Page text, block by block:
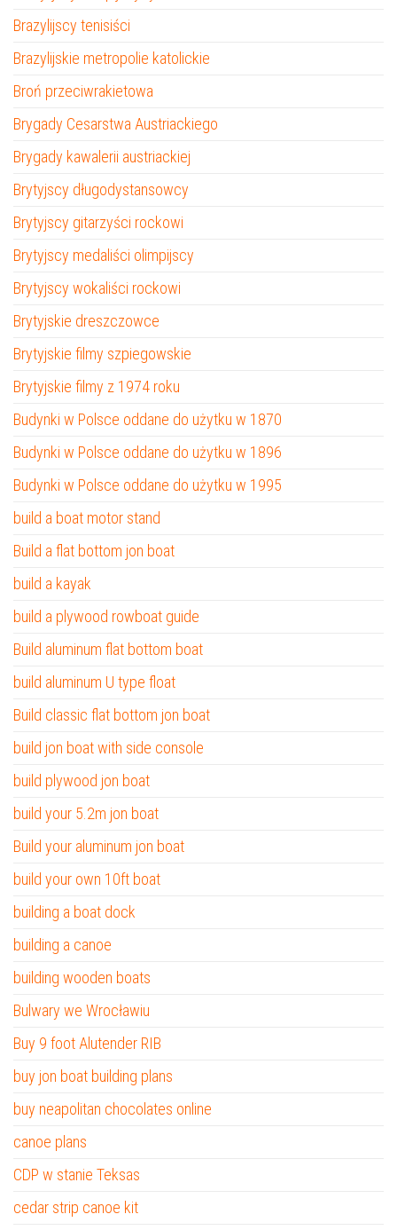
Brazylijscy tenisiści
Brazylijskie metropolie katolickie
Broń przeciwrakietowa
Brygady Cesarstwa Austriackiego
Brygady kawalerii austriackiej
Brytyjscy długodystansowcy
Brytyjscy gitarzyści rockowi
Brytyjscy medaliści olimpijscy
Brytyjscy wokaliści rockowi
Brytyjskie dreszczowce
Brytyjskie filmy szpiegowskie
Brytyjskie filmy z 1974 roku
Budynki w Polsce oddane do użytku w 1870
Budynki w Polsce oddane do użytku w 1896
Budynki w Polsce oddane do użytku w 1995
build a boat motor stand
Build a flat bottom jon boat
build a kayak
build a plywood rowboat guide
Build aluminum flat bottom boat
build aluminum U type float
Build classic flat bottom jon boat
build jon boat with side console
build plywood jon boat
build your 5.2m jon boat
Build your aluminum jon boat
build your own 10ft boat
building a boat dock
building a canoe
building wooden boats
Bulwary we Wrocławiu
Buy 9 foot Alutender RIB
buy jon boat building plans
buy neapolitan chocolates online
canoe plans
CDP w stanie Teksas
cedar strip canoe kit